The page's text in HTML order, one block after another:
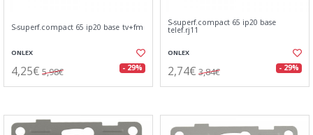
S-superf.compact 65 ip20 base tv+fm
ONLEX
4,25€ 5,98€ - 29%
S-superf.compact 65 ip20 base
telef.rj11
ONLEX
2,74€ 3,84€ - 29%